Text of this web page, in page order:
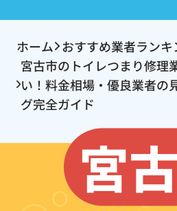
ホーム おすすめ業者ランキ
宮古市のトイレつまり修理
い！料金相場・優良業者の
グ完全ガイド
宮